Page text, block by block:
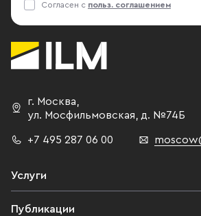
Согласен с польз. соглашением
г. Москва,
ул. Мосфильмовская, д. №74Б
+7 495 287 06 00
Услуги
Публикации